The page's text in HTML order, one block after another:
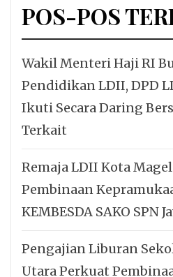
POS-POS
Wakil Menteri Haji RI
Pendidikan LDII, DPD
Ikuti Secara Daring
Terkait
Remaja LDII Kota
Pembinaan
KEMBESDA SAKO SPN
Pengajian Liburan
Utara Perkuat